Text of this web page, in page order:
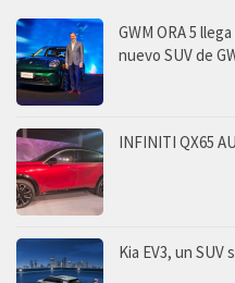
GWM ORA 5
nuevo SUV de
INFINITI QX65
Kia EV3, un